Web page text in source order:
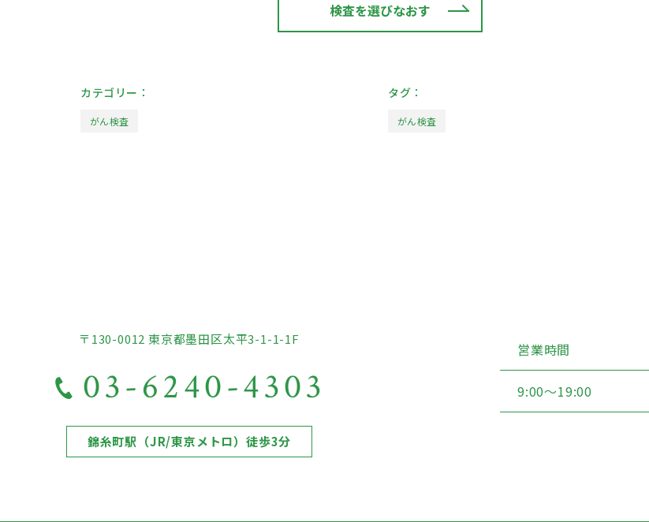
検査を選びなおす
カテゴリー：
がん検査
タグ：
がん検査
〒130-0012 東京都墨田区太平3-1-1-1F
03-6240-4303
錦糸町駅（JR/東京メトロ）徒歩3分
営業時間
9:00〜19:00